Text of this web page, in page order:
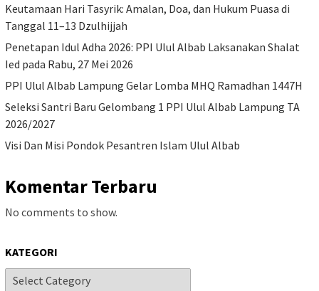
Keutamaan Hari Tasyrik: Amalan, Doa, dan Hukum Puasa di
Tanggal 11–13 Dzulhijjah
Penetapan Idul Adha 2026: PPI Ulul Albab Laksanakan Shalat
Ied pada Rabu, 27 Mei 2026
PPI Ulul Albab Lampung Gelar Lomba MHQ Ramadhan 1447H
Seleksi Santri Baru Gelombang 1 PPI Ulul Albab Lampung TA
2026/2027
Visi Dan Misi Pondok Pesantren Islam Ulul Albab
Komentar Terbaru
No comments to show.
KATEGORI